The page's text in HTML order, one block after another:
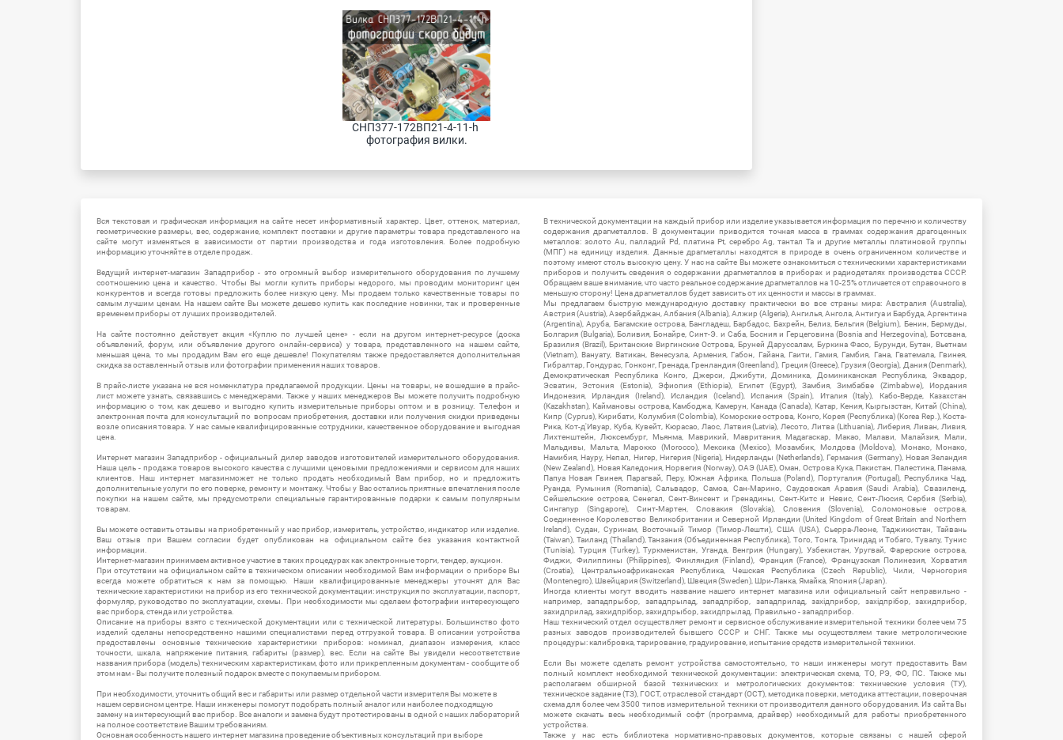
СНП377-172ВП21-4-11-h
фотография вилки.
Вся текстовая и графическая информация на сайте несет информативный характер. Цвет, оттенок, материал,
геометрические размеры, вес, содержание, комплект поставки и другие параметры товара представленого на
сайте могут изменяться в зависимости от партии производства и года изготовления. Более подробную
информацию уточняйте в отделе продаж.
Ведущий интернет-магазин Западприбор - это огромный выбор измерительного оборудования по лучшему
соотношению цена и качество. Чтобы Вы могли купить приборы недорого, мы проводим мониторинг цен
конкурентов и всегда готовы предложить более низкую цену. Мы продаем только качественные товары по
самым лучшим ценам. На нашем сайте Вы можете дешево купить как последние новинки, так и проверенные
временем приборы от лучших производителей.
На сайте постоянно действует акция «Куплю по лучшей цене» - если на другом интернет-ресурсе (доска
объявлений, форум, или объявление другого онлайн-сервиса) у товара, представленного на нашем сайте,
меньшая цена, то мы продадим Вам его еще дешевле! Покупателям также предоставляется дополнительная
скидка за оставленный отзыв или фотографии применения наших товаров.
В прайс-листе указана не вся номенклатура предлагаемой продукции. Цены на товары, не вошедшие в прайс-
лист можете узнать, связавшись с менеджерами. Также у наших менеджеров Вы можете получить подробную
информацию о том, как дешево и выгодно купить измерительные приборы оптом и в розницу. Телефон и
электронная почта для консультаций по вопросам приобретения, доставки или получения скидки приведены
возле описания товара. У нас самые квалифицированные сотрудники, качественное оборудование и выгодная
цена.
Интернет магазин Западприбор - официальный дилер заводов изготовителей измерительного оборудования.
Наша цель - продажа товаров высокого качества с лучшими ценовыми предложениями и сервисом для наших
клиентов. Наш интернет магазинможет не только продать необходимый Вам прибор, но и предложить
дополнительные услуги по его поверке, ремонту и монтажу. Чтобы у Вас остались приятные впечатления после
покупки на нашем сайте, мы предусмотрели специальные гарантированные подарки к самым популярным
товарам.
Вы можете оставить отзывы на приобретенный у нас прибор, измеритель, устройство, индикатор или изделие.
Ваш отзыв при Вашем согласии будет опубликован на официальном сайте без указания контактной
информации.
Интернет-магазин принимаем активное участие в таких процедурах как электронные торги, тендер, аукцион.
При отсутствии на официальном сайте в техническом описании необходимой Вам информации о приборе Вы
всегда можете обратиться к нам за помощью. Наши квалифицированные менеджеры уточнят для Вас
технические характеристики на прибор из его технической документации: инструкция по эксплуатации, паспорт,
формуляр, руководство по эксплуатации, схемы. При необходимости мы сделаем фотографии интересующего
вас прибора, стенда или устройства.
Описание на приборы взято с технической документации или с технической литературы. Большинство фото
изделий сделаны непосредственно нашими специалистами перед отгрузкой товара. В описании устройства
предоставлены основные технические характеристики приборов: номинал, диапазон измерения, класс
точности, шкала, напряжение питания, габариты (размер), вес. Если на сайте Вы увидели несоответствие
названия прибора (модель) техническим характеристикам, фото или прикрепленным документам - сообщите об
этом нам - Вы получите полезный подарок вместе с покупаемым прибором.
При необходимости, уточнить общий вес и габариты или размер отдельной части измерителя Вы можете в
нашем сервисном центре. Наши инженеры помогут подобрать полный аналог или наиболее подходящую
замену на интересующий вас прибор. Все аналоги и замена будут протестированы в одной с наших лабораторий
на полное соответствие Вашим требованиям.
Основная особенность нашего интернет магазина проведение объективных консультаций при выборе
В технической документации на каждый прибор или изделие указывается информация по перечню и количеству
содержания драгметаллов. В документации приводится точная масса в граммах содержания драгоценных
металлов: золото Au, палладий Pd, платина Pt, серебро Ag, тантал Ta и другие металлы платиновой группы
(МПГ) на единицу изделия. Данные драгметаллы находятся в природе в очень ограниченном количестве и
поэтому имеют столь высокую цену. У нас на сайте Вы можете ознакомиться с техническими характеристиками
приборов и получить сведения о содержании драгметаллов в приборах и радиодеталях производства СССР.
Обращаем ваше внимание, что часто реальное содержание драгметаллов на 10-25% отличается от справочного в
меньшую сторону! Цена драгметаллов будет зависить от их ценности и массы в граммах.
Мы предлагаем быструю международную доставку практически во все страны мира: Австралия (Australia),
Австрия (Austria), Азербайджан, Албания (Albania), Алжир (Algeria), Ангилья, Ангола, Антигуа и Барбуда, Аргентина
(Argentina), Аруба, Багамские острова, Бангладеш, Барбадос, Бахрейн, Белиз, Бельгия (Belgium), Бенин, Бермуды,
Болгария (Bulgaria), Боливия, Бонайре, Синт-Э. и Саба, Босния и Герцеговина (Bosnia and Herzegovina), Ботсвана,
Бразилия (Brazil), Британские Виргинские Острова, Бруней Даруссалам, Буркина Фасо, Бурунди, Бутан, Вьетнам
(Vietnam), Вануату, Ватикан, Венесуэла, Армения, Габон, Гайана, Гаити, Гамия, Гамбия, Гана, Гватемала, Гвинея,
Гибралтар, Гондурас, Гонконг, Гренада, Гренландия (Greenland), Греция (Greece), Грузия (Georgia), Дания (Denmark),
Демократическая Республика Конго, Джерси, Джибути, Доминика, Доминиканская Республика, Эквадор,
Эсватин, Эстония (Estonia), Эфиопия (Ethiopia), Египет (Egypt), Замбия, Зимбабве (Zimbabwe), Иордания
Индонезия, Ирландия (Ireland), Исландия (Iceland), Испания (Spain), Италия (Italy), Кабо-Верде, Казахстан
(Kazakhstan), Каймановы острова, Камбоджа, Камерун, Канада (Canada), Катар, Кения, Кыргызстан, Китай (China),
Кипр (Cyprus), Кирибати, Колумбия (Colombia), Коморские острова, Конго, Корея (Республика) (Korea Rep.), Коста-
Рика, Кот-д'Ивуар, Куба, Кувейт, Кюрасао, Лаос, Латвия (Latvia), Лесото, Литва (Lithuania), Либерия, Ливан, Ливия,
Лихтенштейн, Люксембург, Мьянма, Маврикий, Мавритания, Мадагаскар, Макао, Малави, Малайзия, Мали,
Мальдивы, Мальта, Марокко (Morocco), Мексика (Mexico), Мозамбик, Молдова (Moldova), Монако, Монако,
Намибия, Науру, Непал, Нигер, Нигерия (Nigeria), Нидерланды (Netherlands), Германия (Germany), Новая Зеландия
(New Zealand), Новая Каледония, Норвегия (Norway), ОАЭ (UAE), Оман, Острова Кука, Пакистан, Палестина, Панама,
Папуа Новая Гвинея, Парагвай, Перу, Южная Африка, Польша (Poland), Португалия (Portugal), Республика Чад,
Руанда, Румыния (Romania), Сальвадор, Самоа, Сан-Марино, Саудовская Аравия (Saudi Arabia), Свазиленд,
Сейшельские острова, Сенегал, Сент-Винсент и Гренадины, Сент-Китс и Невис, Сент-Люсия, Сербия (Serbia),
Сингапур (Singapore), Синт-Мартен, Словакия (Slovakia), Словения (Slovenia), Соломоновые острова,
Соединенное Королевство Великобритании и Северной Ирландии (United Kingdom of Great Britain and Northern
Ireland), Судан, Суринам, Восточный Тимор (Тимор-Лешти), США (USA), Сьерра-Леоне, Таджикистан, Тайвань
(Taiwan), Таиланд (Thailand), Танзания (Объединенная Республика), Того, Тонга, Тринидад и Тобаго, Тувалу, Тунис
(Tunisia), Турция (Turkey), Туркменистан, Уганда, Венгрия (Hungary), Узбекистан, Уругвай, Фарерские острова,
Фиджи, Филиппины (Philippines), Финляндия (Finland), Франция (France), Французская Полинезия, Хорватия
(Croatia), Центральноафриканская Республика, Чешская Республика (Czech Republic), Чили, Черногория
(Montenegro), Швейцария (Switzerland), Швеция (Sweden), Шри-Ланка, Ямайка, Япония (Japan).
Иногда клиенты могут вводить название нашего интернет магазина или официальный сайт неправильно -
например, западпрыбор, западпрылад, западпрібор, западприлад, західприбор, західпрібор, захидприбор,
захидприлад, захидпрібор, захидпрыбор, захидпрылад. Правильно - западприбор.
Наш технический отдел осуществляет ремонт и сервисное обслуживание измерительной техники более чем 75
разных заводов производителей бывшего СССР и СНГ. Также мы осуществляем такие метрологические
процедуры: калибровка, тарирование, градуирование, испытание средств измерительной техники.
Если Вы можете сделать ремонт устройства самостоятельно, то наши инженеры могут предоставить Вам
полный комплект необходимой технической документации: электрическая схема, ТО, РЭ, ФО, ПС. Также мы
располагаем обширной базой технических и метрологических документов: технические условия (ТУ),
техническое задание (ТЗ), ГОСТ, отраслевой стандарт (ОСТ), методика поверки, методика аттестации, поверочная
схема для более чем 3500 типов измерительной техники от производителя данного оборудования. Из сайта Вы
можете скачать весь необходимый софт (программа, драйвер) необходимый для работы приобретенного
устройства.
Также у нас есть библиотека нормативно-правовых документов, которые связаны с нашей сферой